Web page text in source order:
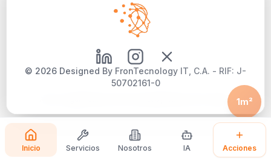
Inicio Servicios Nosotros IA Acciones
© 2026 Designed By FronTecnology IT, C.A. - RIF: J-
50702161-0
Política de Cookies 1m²